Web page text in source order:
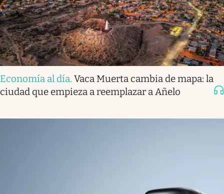
Economía al día. Vaca Muerta cambia de mapa: la
ciudad que empieza a reemplazar a Añelo